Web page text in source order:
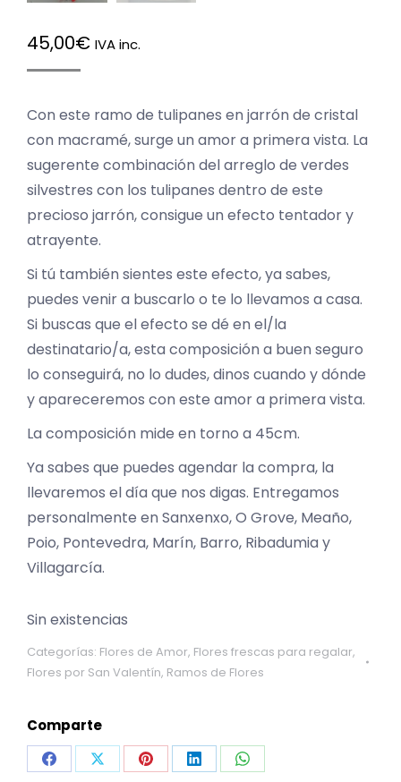
45,00€ IVA inc.
Con este ramo de tulipanes en jarrón de cristal
con macramé, surge un amor a primera vista. La
sugerente combinación del arreglo de verdes
silvestres con los tulipanes dentro de este
precioso jarrón, consigue un efecto tentador y
atrayente.
Si tú también sientes este efecto, ya sabes,
puedes venir a buscarlo o te lo llevamos a casa.
Si buscas que el efecto se dé en el/la
destinatario/a, esta composición a buen seguro
lo conseguirá, no lo dudes, dinos cuando y dónde
y apareceremos con este amor a primera vista.
La composición mide en torno a 45cm.
Ya sabes que puedes agendar la compra, la
llevaremos el día que nos digas. Entregamos
personalmente en Sanxenxo, O Grove, Meaño,
Poio, Pontevedra, Marín, Barro, Ribadumia y
Villagarcía.
Sin existencias
Categorías: Flores de Amor, Flores frescas para regalar,
Flores por San Valentín, Ramos de Flores
Comparte
Share Share Share Share Share